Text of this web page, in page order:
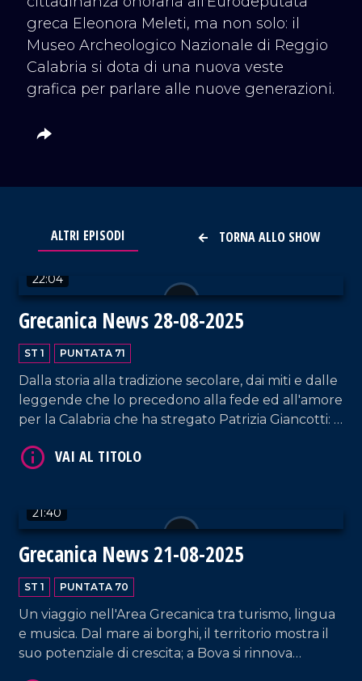
greca Eleonora Meleti, ma non solo: il
Museo Archeologico Nazionale di Reggio
Calabria si dota di una nuova veste
grafica per parlare alle nuove generazioni.
TORNA ALLO SHOW
ALTRI EPISODI
22:04
Grecanica News 28-08-2025
ST 1 PUNTATA 71
Dalla storia alla tradizione secolare, dai miti e dalle
leggende che lo precedono alla fede ed all'amore
per la Calabria che ha stregato Patrizia Giancotti: il
Grecanica News.
VAI AL TITOLO
21:40
Grecanica News 21-08-2025
ST 1 PUNTATA 70
Un viaggio nell'Area Grecanica tra turismo, lingua
e musica. Dal mare ai borghi, il territorio mostra il
suo potenziale di crescita; a Bova si rinnova
VAI AL TITOLO
VAI AL TITOLO